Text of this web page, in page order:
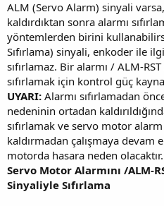
ALM (Servo Alarm) sinyali
kaldırdıktan sonra alarmı
yöntemlerden birini
Sıfırlama) sinyali, enkoder ile
sıfırlamaz. Bir alarmı / ALM-
sıfırlamak için kontrol güç
UYARI: Alarmı sıfırlamadan
nedeninin ortadan
sıfırlamak ve servo motor
kaldırmadan çalışmaya devam
motorda hasara neden olacaktır.
Servo Motor Alarmını /ALM-
Sinyaliyle Sıfırlama